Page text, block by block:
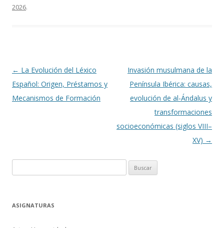
2026.
Navegación
de
entradas
← La Evolución del Léxico
Español: Origen, Préstamos y
Mecanismos de Formación
Invasión musulmana de la
Península Ibérica: causas,
evolución de al-Ándalus y
transformaciones
socioeconómicas (siglos VIII–
XV) →
ASIGNATURAS